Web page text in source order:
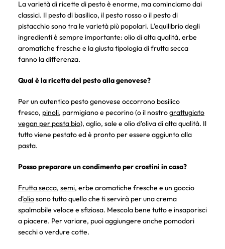
La varietà di ricette di pesto è enorme, ma cominciamo dai
classici. Il pesto di basilico, il pesto rosso o il pesto di
pistacchio sono tra le varietà più popolari. L'equilibrio degli
ingredienti è sempre importante: olio di alta qualità, erbe
aromatiche fresche e la giusta tipologia di frutta secca
fanno la differenza.
Qual è la ricetta del pesto alla genovese?
Per un autentico pesto genovese occorrono basilico
fresco, pinoli, parmigiano e pecorino (o il nostrograttugiato
vegan per pasta bio), aglio, sale e olio d'oliva di alta qualità. Il
tutto viene pestato ed è pronto per essere aggiunto alla
pasta.
Posso preparare un condimento per crostini in casa?
Frutta secca, semi, erbe aromatiche fresche e un goccio
d'oliosono tutto quello che ti servirà per una crema
spalmabile veloce e sfiziosa. Mescola bene tutto e insaporisci
a piacere. Per variare, puoi aggiungere anche pomodori
secchi o verdure cotte.